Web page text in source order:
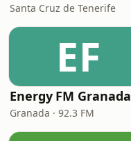
Santa Cruz de Tenerife
EF
Energy FM Granada
Granada · 92.3 FM